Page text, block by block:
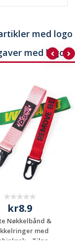
med logo
med logo
kr8.9
Nøkkelbånd &
med
– Tilpa...